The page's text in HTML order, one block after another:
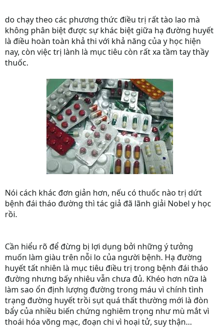
do chạy theo các phương thức điều trị rất tào lao mà
không phân biệt được sự khác biệt giữa hạ đường huyết
là điều hoàn toàn khả thi với khả năng của y học hiện
nay, còn việc trị lành là mục tiêu còn rất xa tầm tay thầy
thuốc.
Nói cách khác đơn giản hơn, nếu có thuốc nào trị dứt
bệnh đái tháo đường thì tác giả đã lãnh giải Nobel y học
rồi.
Cần hiểu rõ để đừng bị lợi dụng bởi những ý tưởng
muốn làm giàu trên nỗi lo của người bệnh. Hạ đường
huyết tất nhiên là mục tiêu điều trị trong bệnh đái tháo
đường nhưng bấy nhiêu vẫn chưa đủ. Khéo hơn nữa là
làm sao ổn định lượng đường trong máu vì chính tình
trạng đường huyết trồi sụt quá thất thường mới là đòn
bẩy của nhiều biến chứng nghiêm trọng như mù mắt vì
thoái hóa võng mạc, đoạn chi vì hoại tử, suy thận…